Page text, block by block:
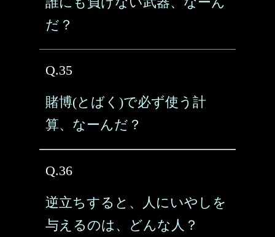
だ？
Q.35
賭博(とばく)で必ず使う計
算、なーんだ？
Q.36
逆立ちすると、人にいやしを
与えるのは、どんな人？